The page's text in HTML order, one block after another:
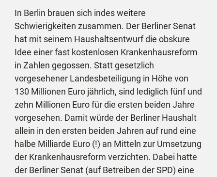
In Berlin brauen sich indes weitere
Schwierigkeiten zusammen. Der Berliner Senat
hat mit seinem Haushaltsentwurf die obskure
Idee einer fast kostenlosen Krankenhausreform
in Zahlen gegossen. Statt gesetzlich
vorgesehener Landesbeteiligung in Höhe von
130 Millionen Euro jährlich, sind lediglich fünf und
zehn Millionen Euro für die ersten beiden Jahre
vorgesehen. Damit würde der Berliner Haushalt
allein in den ersten beiden Jahren auf rund eine
halbe Milliarde Euro (!) an Mitteln zur Umsetzung
der Krankenhausreform verzichten. Dabei hatte
der Berliner Senat (auf Betreiben der SPD) eine